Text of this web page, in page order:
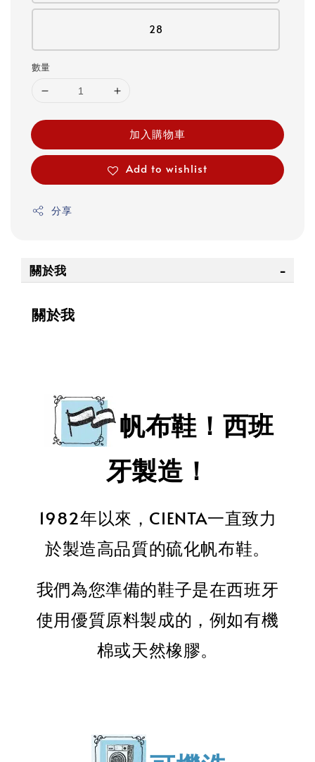
28
數量
加入購物車
Add to wishlist
分享
關於我
關於我
帆布鞋！西班
牙製造！
1982年以來，CIENTA一直致力
於製造高品質的硫化帆布鞋。
我們為您準備的鞋子是在西班牙
使用優質原料製成的，例如有機
棉或天然橡膠。